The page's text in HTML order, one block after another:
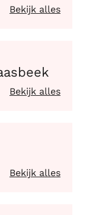
Bekijk alles
Bekijk alles
Bekijk alles